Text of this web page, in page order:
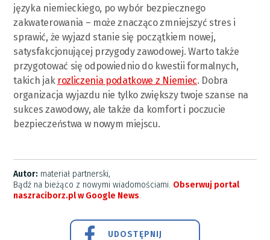
języka niemieckiego, po wybór bezpiecznego
zakwaterowania – może znacząco zmniejszyć stres i
sprawić, że wyjazd stanie się początkiem nowej,
satysfakcjonującej przygody zawodowej. Warto także
przygotować się odpowiednio do kwestii formalnych,
takich jak rozliczenia podatkowe z Niemiec. Dobra
organizacja wyjazdu nie tylko zwiększy twoje szanse na
sukces zawodowy, ale także da komfort i poczucie
bezpieczeństwa w nowym miejscu.
Autor: materiał partnerski,
Bądź na bieżąco z nowymi wiadomościami. Obserwuj portal
naszraciborz.pl w Google News.
UDOSTĘPNIJ